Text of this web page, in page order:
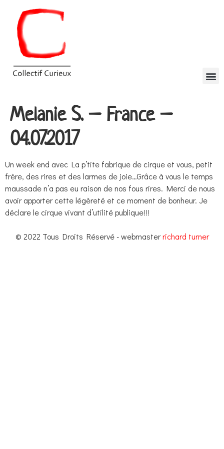
Melanie S. – France –
04.07.2017
Un week end avec La p’tite fabrique de cirque et vous, petit
frère, des rires et des larmes de joie…Grâce à vous le temps
maussade n’a pas eu raison de nos fous rires. Merci de nous
avoir apporter cette légèreté et ce moment de bonheur. Je
déclare le cirque vivant d’utilité publique!!!
© 2022 Tous Droits Réservé - webmasterrichard turner